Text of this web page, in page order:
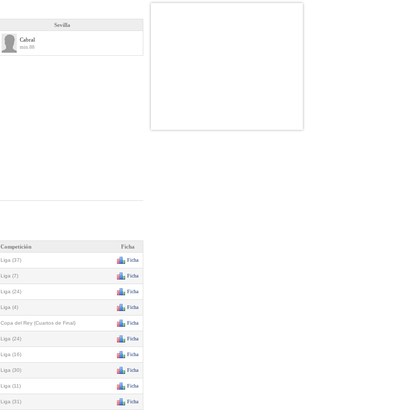
Sevilla
Cabral
min.88
Competición Ficha
Liga (37) Ficha
Liga (7) Ficha
Liga (24) Ficha
Liga (4) Ficha
Copa del Rey (Cuartos de Final) Ficha
Liga (24) Ficha
Liga (16) Ficha
Liga (30) Ficha
Liga (11) Ficha
Liga (31) Ficha